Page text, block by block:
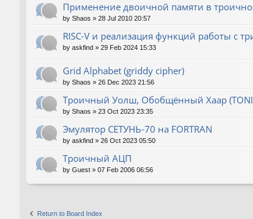
Применение двоичной памяти в
by Shaos » 28 Jul 2010 20:57
RISC-V и реализация функций работы с
by askfind » 29 Feb 2024 15:33
Grid Alphabet (griddy cipher)
by Shaos » 26 Dec 2023 21:56
Троичный Уолш, Обобщённый Хаар
by Shaos » 23 Oct 2023 23:35
Эмулятор СЕТУНЬ-70 на FORTRAN
by askfind » 26 Oct 2023 05:50
Троичный АЦП
by Guest » 07 Feb 2006 06:56
Return to Board Index